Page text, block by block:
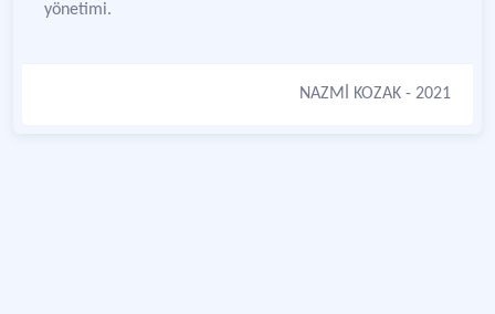
yönetimi.
NAZMİ KOZAK - 2021